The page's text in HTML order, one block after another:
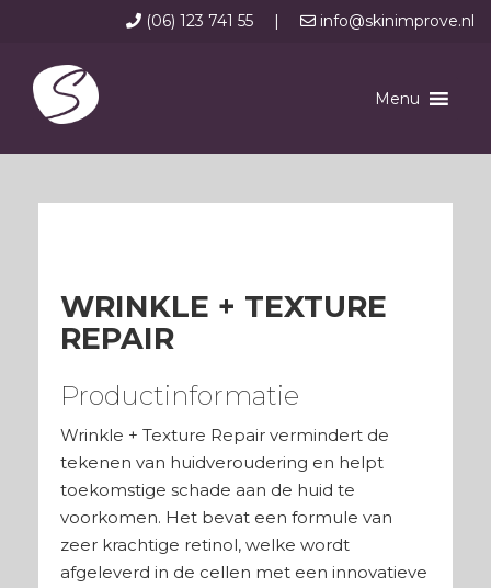
(06) 123 741 55 | info@skinimprove.nl
Menu
WRINKLE + TEXTURE
REPAIR
Productinformatie
Wrinkle + Texture Repair vermindert de
tekenen van huidveroudering en helpt
toekomstige schade aan de huid te
voorkomen. Het bevat een formule van
zeer krachtige retinol, welke wordt
afgeleverd in de cellen met een innovatieve